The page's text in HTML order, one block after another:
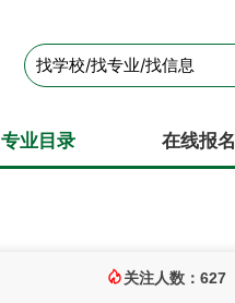
专业目录 在线报名
关注人数：627